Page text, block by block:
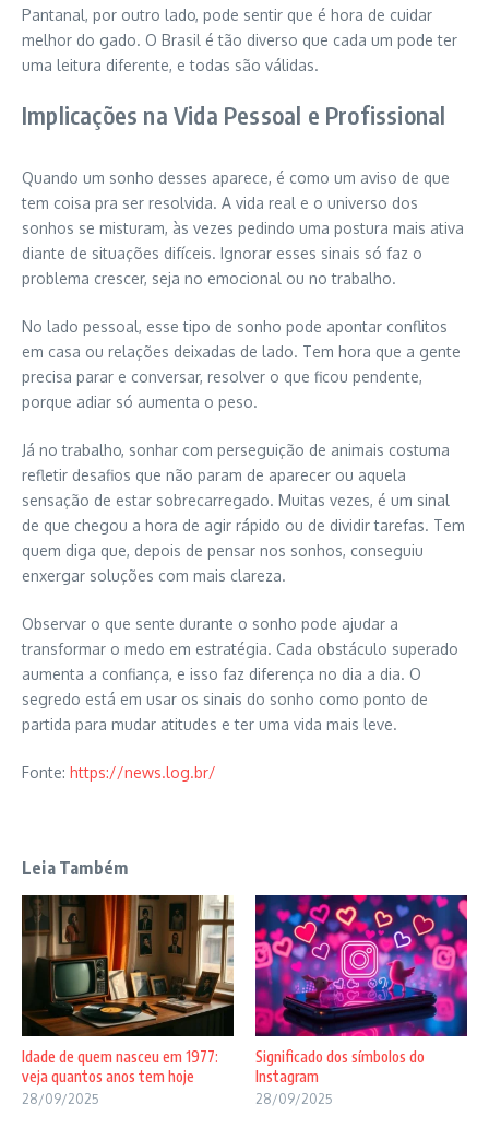
Pantanal, por outro lado, pode sentir que é hora de cuidar
melhor do gado. O Brasil é tão diverso que cada um pode ter
uma leitura diferente, e todas são válidas.
Implicações na Vida Pessoal e Profissional
Quando um sonho desses aparece, é como um aviso de que
tem coisa pra ser resolvida. A vida real e o universo dos
sonhos se misturam, às vezes pedindo uma postura mais ativa
diante de situações difíceis. Ignorar esses sinais só faz o
problema crescer, seja no emocional ou no trabalho.
No lado pessoal, esse tipo de sonho pode apontar conflitos
em casa ou relações deixadas de lado. Tem hora que a gente
precisa parar e conversar, resolver o que ficou pendente,
porque adiar só aumenta o peso.
Já no trabalho, sonhar com perseguição de animais costuma
refletir desafios que não param de aparecer ou aquela
sensação de estar sobrecarregado. Muitas vezes, é um sinal
de que chegou a hora de agir rápido ou de dividir tarefas. Tem
quem diga que, depois de pensar nos sonhos, conseguiu
enxergar soluções com mais clareza.
Observar o que sente durante o sonho pode ajudar a
transformar o medo em estratégia. Cada obstáculo superado
aumenta a confiança, e isso faz diferença no dia a dia. O
segredo está em usar os sinais do sonho como ponto de
partida para mudar atitudes e ter uma vida mais leve.
Fonte: https://news.log.br/
Leia Também
Idade de quem nasceu em 1977:
veja quantos anos tem hoje
28/09/2025
Significado dos símbolos do
Instagram
28/09/2025